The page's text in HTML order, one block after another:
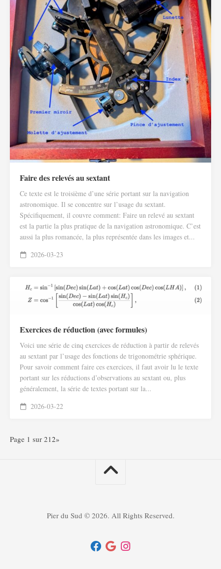
Faire des relevés au sextant
Ce texte est le troisième d’une série portant sur la navigation
astronomique. Il se concentre sur l’usage du sextant.
Spécifiquement, il couvre comment: Faire un relevé au sextant
est la partie la plus pratique de la navigation astronomique. C’est
aussi la plus romancée, la plus représentée dans les images et...
2026-03-23
Exercices de réduction (avec formules)
Voici une série de cinq exercices de réduction à partir de relevés
au sextant par l’usage des fonctions de trigonométrie sphérique.
Pour savoir comment faire ces exercices, il faut avoir lu le texte
portant sur les réductions d’observations au sextant ou, plus
généralement, la série de textes portant sur la...
2026-03-22
Page 1 sur 212»
Pier du Sud © 2026. All Rights Reserved.